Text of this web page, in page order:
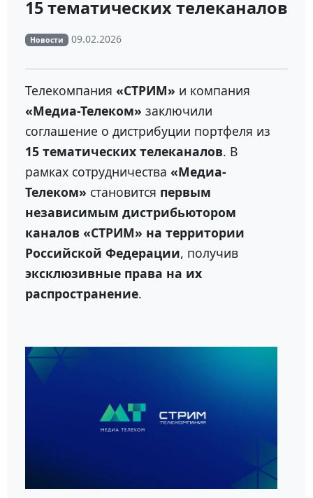
15 тематических телеканалов
Новости 09.02.2026
Телекомпания «СТРИМ» и компания
«Медиа-Телеком» заключили
соглашение о дистрибуции портфеля из
15 тематических телеканалов. В
рамках сотрудничества «Медиа-
Телеком» становится первым
независимым дистрибьютором
каналов «СТРИМ» на территории
Российской Федерации, получив
эксклюзивные права на их
распространение.